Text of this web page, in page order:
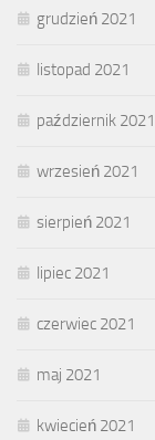
grudzień 2021
listopad 2021
październik 2021
wrzesień 2021
sierpień 2021
lipiec 2021
czerwiec 2021
maj 2021
kwiecień 2021